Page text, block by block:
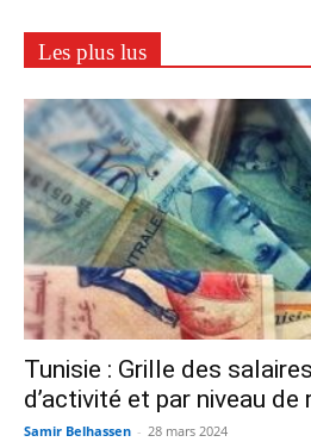
Les plus lus
Tunisie : Grille des
d’activité et par niveau de
Samir Belhassen - 28 mars 2024